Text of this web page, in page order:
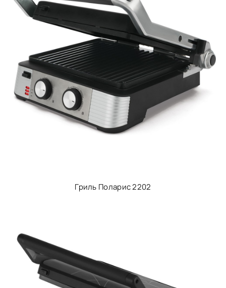
Гриль Поларис 2202